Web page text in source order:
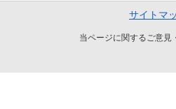
サイトマ
当ページに関するご意